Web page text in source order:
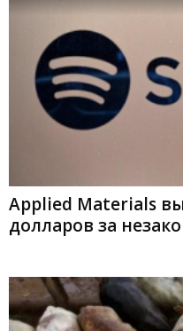
Applied Materials
долларов за